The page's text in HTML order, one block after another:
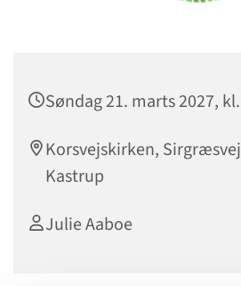
Søndag 21. marts 2027,
Korsvejskirken,
Kastrup
Julie Aaboe